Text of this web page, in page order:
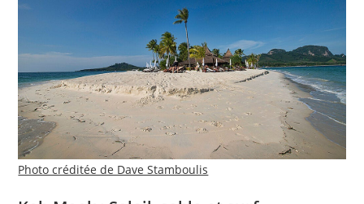
Photo créditée de Dave Stamboulis